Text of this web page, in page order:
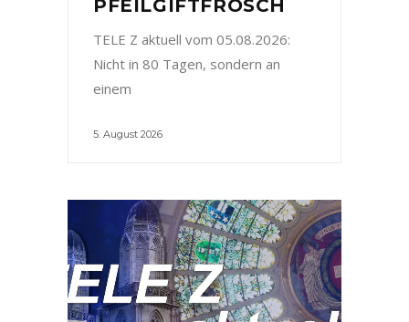
PFEILGIFTFROSCH
TELE Z aktuell vom 05.08.2026:
Nicht in 80 Tagen, sondern an
einem
5. August 2026